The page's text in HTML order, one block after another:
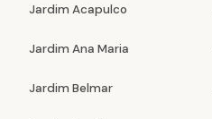
Jardim Acapulco
Jardim Ana Maria
Jardim Belmar